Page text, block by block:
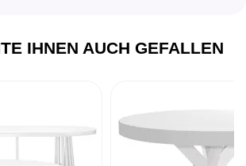
IHNEN AUCH GEFALLEN